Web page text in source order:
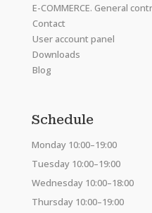
E-COMMERCE. General
Contact
User account panel
Downloads
Blog
Schedule
Monday 10:00–19:00
Tuesday 10:00–19:00
Wednesday 10:00–18:00
Thursday 10:00–19:00